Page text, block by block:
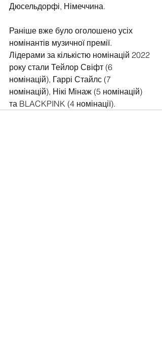
Дюсельдорфі, Німеччина.
Раніше вже було оголошено усіх
номінантів музичної премії.
Лідерами за кількістю номінацій 2022
року стали Тейлор Свіфт (6
номінацій), Гаррі Стайлс (7
номінацій), Нікі Мінаж (5 номінацій)
та BLACKPINK (4 номінації).